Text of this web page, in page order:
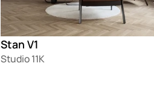
Stan V1
Studio 11K